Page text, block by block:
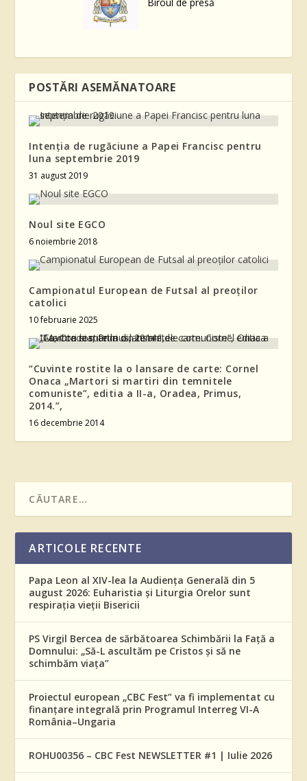
POSTĂRI ASEMĂNATOARE
Intenția de rugăciune a Papei Francisc pentru
luna septembrie 2019
31 august 2019
Noul site EGCO
6 noiembrie 2018
Campionatul European de Futsal al preoților
catolici
10 februarie 2025
“Cuvinte rostite la o lansare de carte: Cornel
Onaca „Martori si martiri din temnitele
comuniste”, editia a II-a, Oradea, Primus,
2014.”,
16 decembrie 2014
ARTICOLE RECENTE
Papa Leon al XIV-lea la Audiența Generală din 5
august 2026: Euharistia și Liturgia Orelor sunt
respirația vieții Bisericii
PS Virgil Bercea de sărbătoarea Schimbării la Față a
Domnului: „Să-L ascultăm pe Cristos și să ne
schimbăm viața”
Proiectul european „CBC Fest” va fi implementat cu
finanțare integrală prin Programul Interreg VI-A
România–Ungaria
ROHU00356 – CBC Fest NEWSLETTER #1 | Iulie 2026